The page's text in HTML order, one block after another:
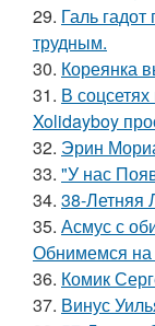
29. Галь
трудным.
30. Кореянка
31. В
Xolidayboy
32. Эрин
33. "У нас
34. 38-Летняя
35. Асмус с
Обнимемся
36. Комик
37. Винус